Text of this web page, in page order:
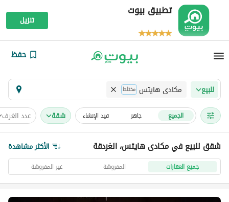
تطبيق بيوت
تنزيل
حفظ
للبيع مكادى هايتس مختلط
الجميع جاهز قيد الإنشاء شقة عدد الغرف
شقق للبيع في مكادى هايتس، الغردقة الأكثر مشاهدة
جميع العقارات المفروشة غير المفروشة